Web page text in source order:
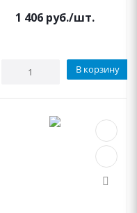
1 406руб./шт.
В корзину